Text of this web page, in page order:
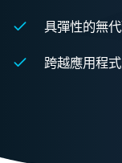
具彈性的無
跨越應用程